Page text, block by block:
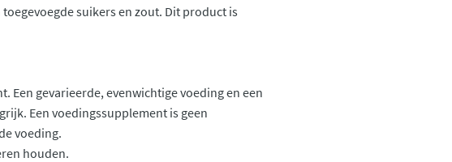
suikers en zout. Dit product is
Een gevarieerde, evenwichtige voeding en een
Een voedingssupplement is geen
voeding.
houden.